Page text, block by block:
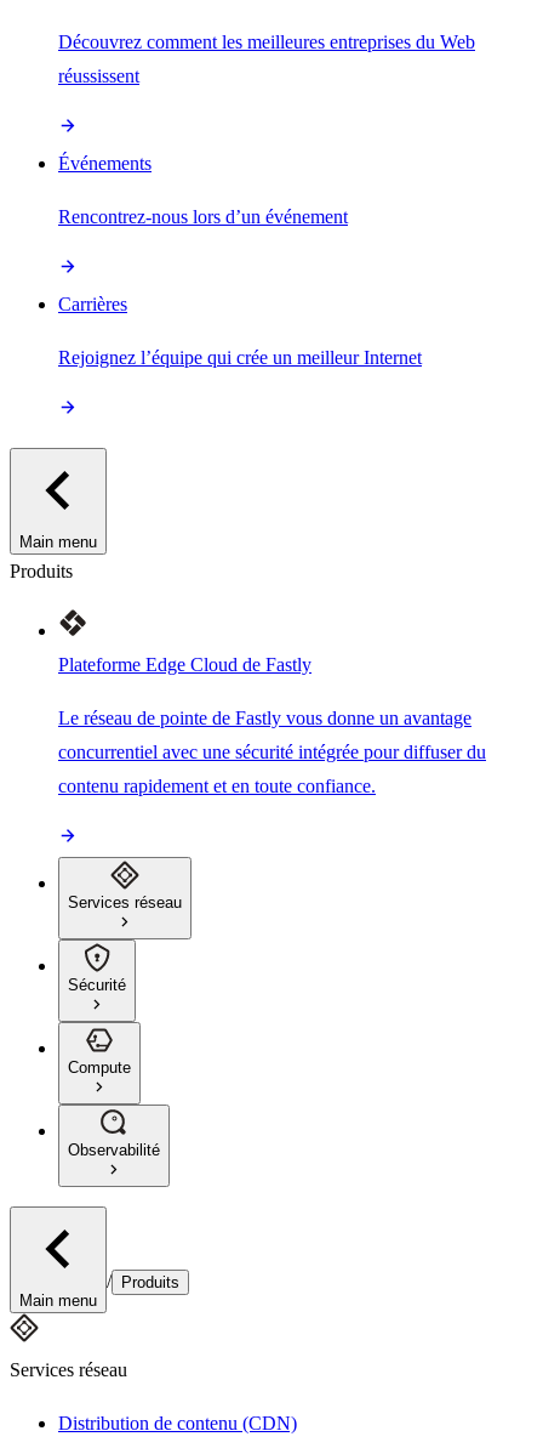
Découvrez comment les meilleures entreprises du Web
réussissent
Événements
Rencontrez-nous lors d’un événement
Carrières
Rejoignez l’équipe qui crée un meilleur Internet
Main menu
Produits
Plateforme Edge Cloud de Fastly
Le réseau de pointe de Fastly vous donne un avantage
concurrentiel avec une sécurité intégrée pour diffuser du
contenu rapidement et en toute confiance.
Services réseau
Sécurité
Compute
Observabilité
Main menu
/ Produits
Services réseau
Distribution de contenu (CDN)